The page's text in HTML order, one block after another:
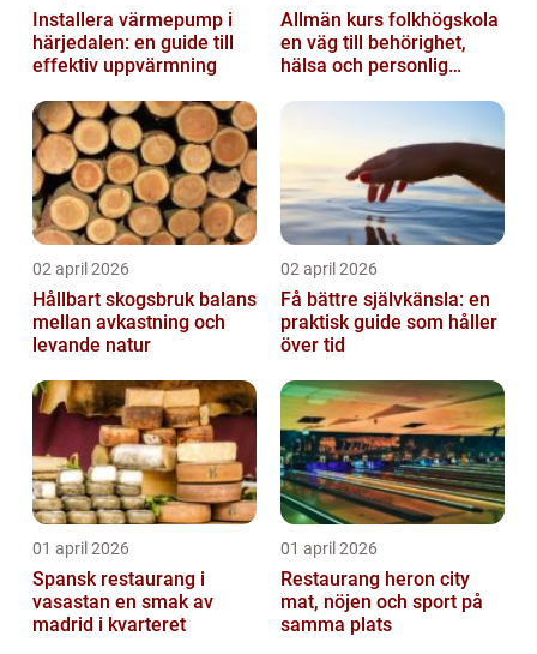
Installera värmepump i
härjedalen: en guide till
effektiv uppvärmning
Allmän kurs folkhögskola
en väg till behörighet,
hälsa och personlig
02 april 2026
Hållbart skogsbruk balans
mellan avkastning och
levande natur
02 april 2026
Få bättre självkänsla: en
praktisk guide som håller
över tid
01 april 2026
Spansk restaurang i
vasastan en smak av
madrid i kvarteret
01 april 2026
Restaurang heron city
mat, nöjen och sport på
samma plats